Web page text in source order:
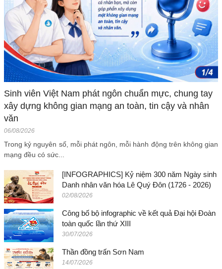
Sinh viên Việt Nam phát ngôn chuẩn mực, chung tay
xây dựng không gian mạng an toàn, tin cậy và nhân
văn
06/08/2026
Trong kỷ nguyên số, mỗi phát ngôn, mỗi hành động trên không gian
mạng đều có sức...
[INFOGRAPHICS] Kỷ niệm 300 năm Ngày sinh
Danh nhân văn hóa Lê Quý Đôn (1726 - 2026)
02/08/2026
Công bố bộ infographic về kết quả Đại hội Đoàn
toàn quốc lần thứ XIII
30/07/2026
Thần đồng trấn Sơn Nam
14/07/2026